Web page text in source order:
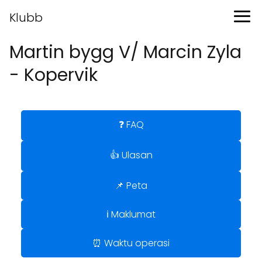
Klubb
Martin bygg V/ Marcin Zyla
- Kopervik
❓ FAQ
👍 Ulasan
📌 Peta
ℹ️ Maklumat
⏰ Waktu operasi